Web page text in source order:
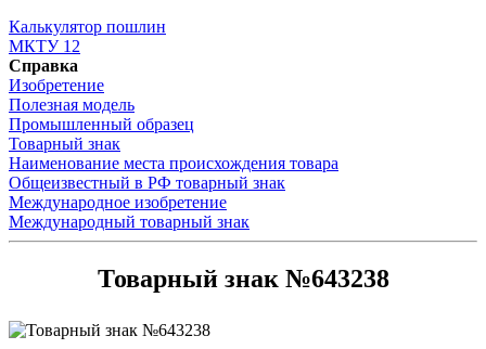
Калькулятор пошлин
МКТУ 12
Справка
Изобретение
Полезная модель
Промышленный образец
Товарный знак
Наименование места происхождения товара
Общеизвестный в РФ товарный знак
Международное изобретение
Международный товарный знак
Товарный знак №643238